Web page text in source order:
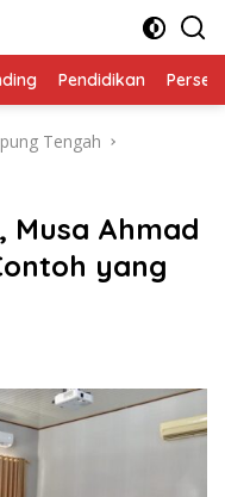
Pendidikan
Tengah
Musa Ahmad
yang